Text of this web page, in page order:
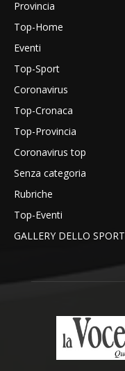
Provincia
Top-Home
Eventi
Top-Sport
Coronavirus
Top-Cronaca
Top-Provincia
Coronavirus top
Senza categoria
Rubriche
Top-Eventi
GALLERY DELLO SPORT